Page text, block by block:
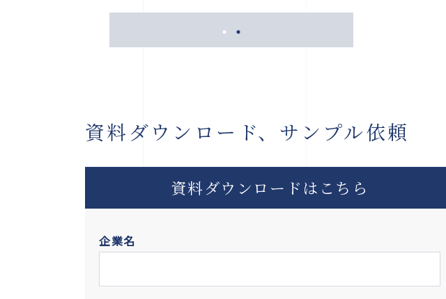
資料ダウンロード、サンプル依頼
資料ダウンロードはこちら
企業名